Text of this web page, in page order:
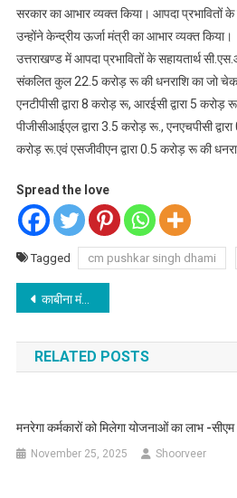
सरकार का आभार व्यक्त किया। आपदा प्रभावितों
उन्होंने केन्द्रीय ऊर्जा मंत्री का आभार व्यक्त किया।
उत्तराखण्ड में आपदा प्रभावितों के सहायतार्थ
संकलित कुल 22.5 करोड़ रू की धनराशि का जो चेक
एनटीपीसी द्वारा 8 करोड़ रू, आरईसी द्वारा 5 करोड़
पीजीसीआईएल द्वारा 3.5 करोड़ रू., एनएचपीसी
करोड़ रू.एवं एसजीवीएन द्वारा 0.5 करोड़ रू की
Spread the love
Tagged cm pushkar singh dhami
Post
navigation
काबीना मंत्री जोशी के सख्त निर्देश के बाद भी मल्टी लेबल पार्किग का काम नही हुआ पूरा
RELATED POSTS
मनरेगा कर्मकारों को मिलेगा योजनाओं का लाभ -सीएम
November 25, 2025 Shoorveer